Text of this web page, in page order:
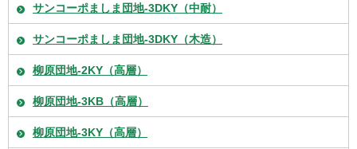
サンコーポましま団地-3DKY（中耐）
サンコーポましま団地-3DKY（木造）
柳原団地-2KY（高層）
柳原団地-3KB（高層）
柳原団地-3KY（高層）